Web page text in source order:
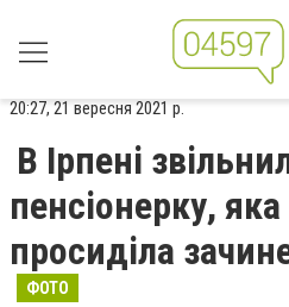
20:27, 21 вересня 2021 р.
В Ірпені
пенсіонерку,
просиділа
ФОТО